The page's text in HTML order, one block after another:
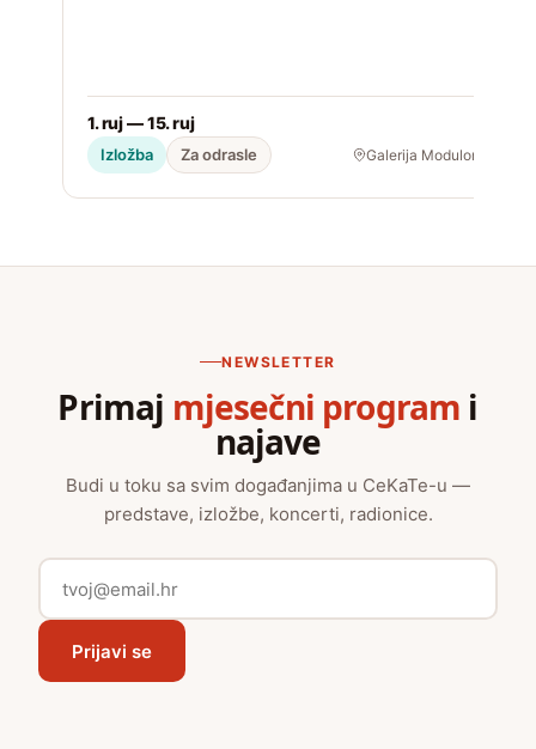
1. ruj — 15. ruj
Izložba Za odrasle Galerija Modulor
NEWSLETTER
Primaj mjesečni program i
najave
Budi u toku sa svim događanjima u CeKaTe-u —
predstave, izložbe, koncerti, radionice.
Prijavi se